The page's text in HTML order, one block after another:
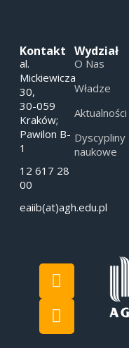
Kontakt
al.
Mickiewicza
30,
30-059
Kraków;
Pawilon B-
1
12 617 28
00
eaiib(at)agh.edu.pl
Wydział
O Nas
Władze
Aktualności
Dyscypliny
naukowe